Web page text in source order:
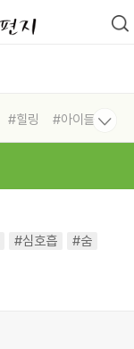
#힐링
#아이들
#심호흡
#숨